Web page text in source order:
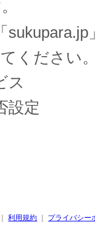
ください
ス
設定
｜利用規約 プライバシー